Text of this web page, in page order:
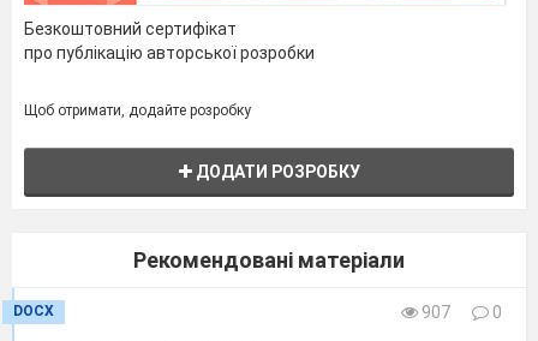
обудови
Безкоштовний сертифікат
про публікацію авторської розробки
Щоб отримати, додайте розробку
ДОДАТИ РОЗРОБКУ
Рекомендовані матеріали
DOCX 907
0